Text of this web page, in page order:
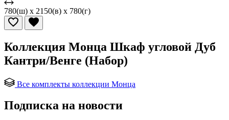
780(ш) x 2150(в) x 780(г)
Коллекция Монца Шкаф угловой Дуб
Кантри/Венге (Набор)
Все комплекты коллекции Монца
Подписка на новости